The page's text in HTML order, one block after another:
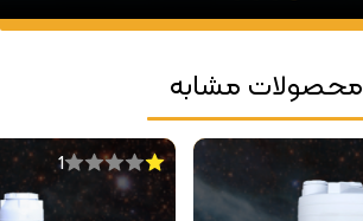
محصولات مشابه
1